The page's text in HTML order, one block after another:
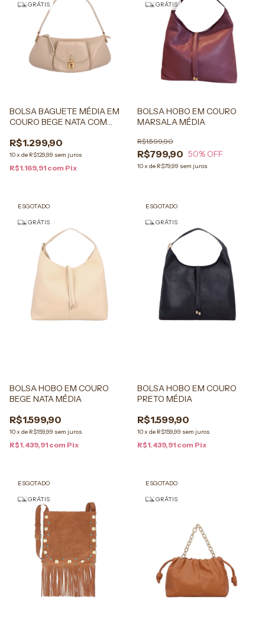
GRÁTIS
BOLSA BAGUETE MÉDIA EM
COURO BEGE NATA COM
R$1.299,90
10x de R$129,99 sem juros
R$1.169,91 com Pix
GRÁTIS
BOLSA HOBO EM COURO
MARSALA MÉDIA
R$799,90
R$1.599,90
50% OFF
10x de R$79,99 sem juros
ESGOTADO
GRÁTIS
BOLSA HOBO EM COURO
BEGE NATA MÉDIA
R$1.599,90
10x de R$159,99 sem juros
R$1.439,91 com Pix
ESGOTADO
GRÁTIS
BOLSA HOBO EM COURO
PRETO MÉDIA
R$1.599,90
10x de R$159,99 sem juros
R$1.439,91 com Pix
ESGOTADO
GRÁTIS
ESGOTADO
GRÁTIS